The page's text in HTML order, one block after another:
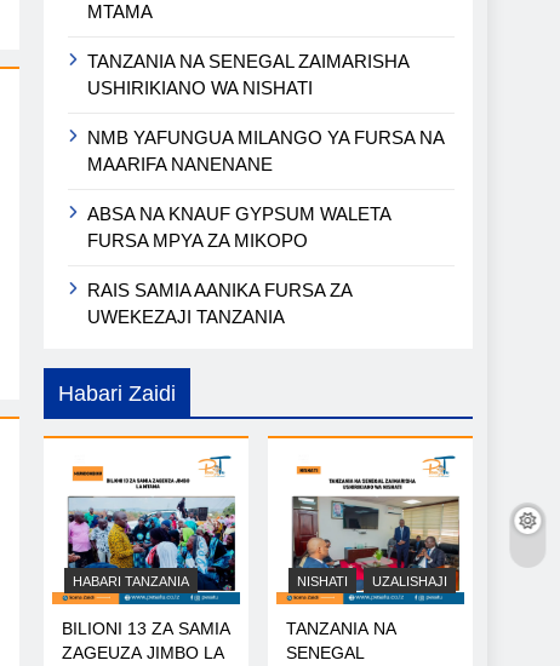
MTAMA
TANZANIA NA SENEGAL ZAIMARISHA
USHIRIKIANO WA NISHATI
NMB YAFUNGUA MILANGO YA FURSA NA
MAARIFA NANENANE
ABSA NA KNAUF GYPSUM WALETA
FURSA MPYA ZA MIKOPO
RAIS SAMIA AANIKA FURSA ZA
UWEKEZAJI TANZANIA
Habari Zaidi
HABARI TANZANIA
BILIONI 13 ZA SAMIA
ZAGEUZA JIMBO LA
NISHATI UZALISHAJI
TANZANIA NA
SENEGAL